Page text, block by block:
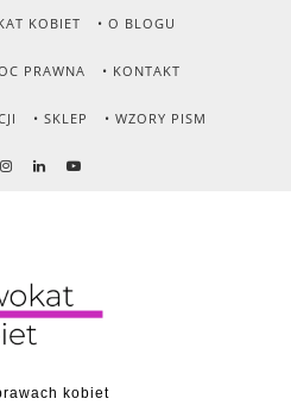
KOBIET • O BLOGU
PRAWNA • KONTAKT
• SKLEP • WZORY PISM
kobiet